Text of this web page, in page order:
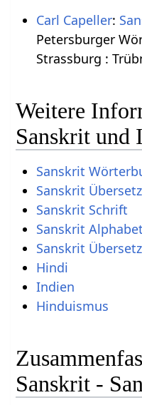
Carl Capeller:
Petersburger
Strassburg :
Weitere
Sanskrit und
Sanskrit
Sanskrit
Sanskrit Schrift
Sanskrit Alphabet
Sanskrit
Hindi
Indien
Hinduismus
Sanskrit -